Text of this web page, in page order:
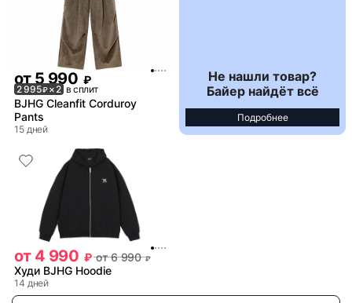
от5 990 ₽
2 995₽× 2 в сплит
BJHG Cleanfit Corduroy
Pants
15 дней
Не нашли товар?
Байер найдёт всё
Подробнее
от 4 990 ₽ от 6 990 ₽
Худи BJHG Hoodie
14 дней